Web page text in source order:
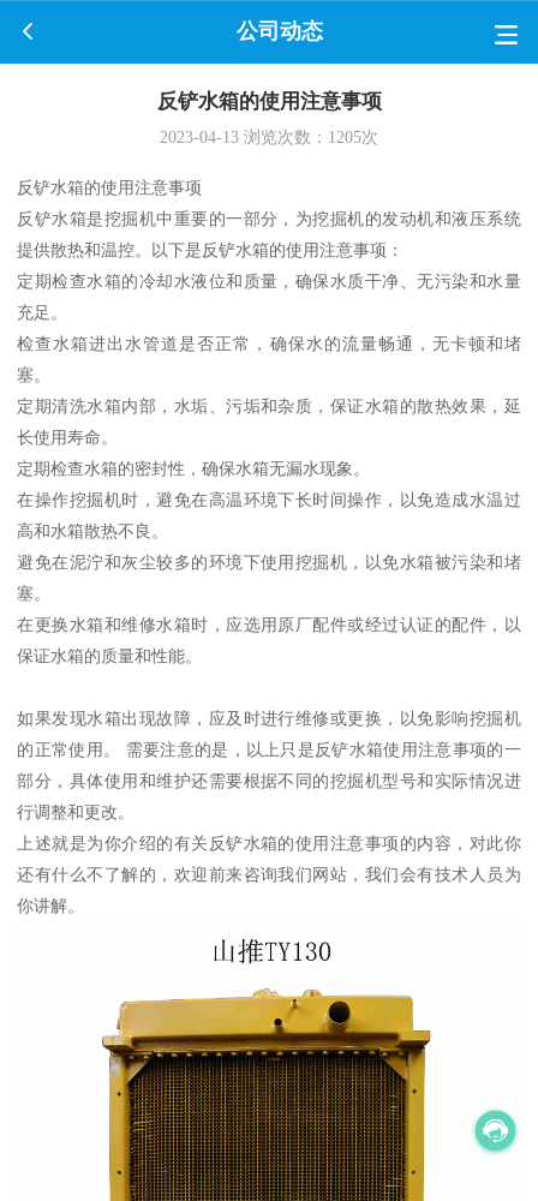
公司动态
反铲水箱的使用注意事项
2023-04-13 浏览次数： 1205次
反铲水箱的使用注意事项
反铲水箱是挖掘机中重要的一部分，为挖掘机的发动机和液压系统
提供散热和温控。以下是反铲水箱的使用注意事项：
定期检查水箱的冷却水液位和质量，确保水质干净、无污染和水量
充足。
检查水箱进出水管道是否正常，确保水的流量畅通，无卡顿和堵
塞。
定期清洗水箱内部，水垢、污垢和杂质，保证水箱的散热效果，延
长使用寿命。
定期检查水箱的密封性，确保水箱无漏水现象。
在操作挖掘机时，避免在高温环境下长时间操作，以免造成水温过
高和水箱散热不良。
避免在泥泞和灰尘较多的环境下使用挖掘机，以免水箱被污染和堵
塞。
在更换水箱和维修水箱时，应选用原厂配件或经过认证的配件，以
保证水箱的质量和性能。
如果发现水箱出现故障，应及时进行维修或更换，以免影响挖掘机
的正常使用。 需要注意的是，以上只是反铲水箱使用注意事项的一
部分，具体使用和维护还需要根据不同的挖掘机型号和实际情况进
行调整和更改。
上述就是为你介绍的有关反铲水箱的使用注意事项的内容，对此你
还有什么不了解的，欢迎前来咨询我们网站，我们会有技术人员为
你讲解。